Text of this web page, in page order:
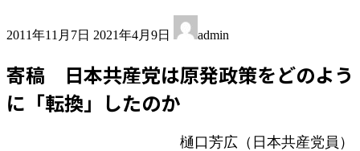
2011年11月7日 終
新
2021年4月9日 admin
寄稿 日本共産党は原発政策をどのよう
に「転換」したのか
樋口芳広（日本共産党員）